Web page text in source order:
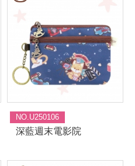
NO.U250106
深藍週末電影院